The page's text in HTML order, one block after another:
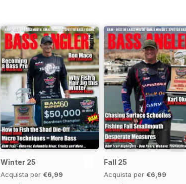
Winter 25
Acquista per €6,99
Fall 25
Acquista per €6,99